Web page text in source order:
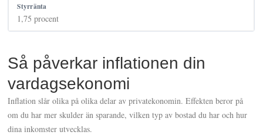
1,75 procent
Så påverkar inflationen din
vardagsekonomi
Inflation slår olika på olika delar av privatekonomin. Effekten beror på
om du har mer skulder än sparande, vilken typ av bostad du har och hur
dina inkomster utvecklas.